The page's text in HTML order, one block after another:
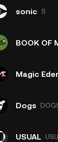
sonic S
BOOK OF
Magic
Dogs
USUAL